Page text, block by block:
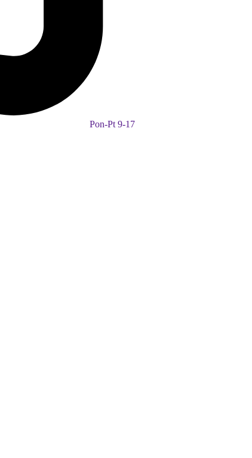
Pon-Pt 9-17